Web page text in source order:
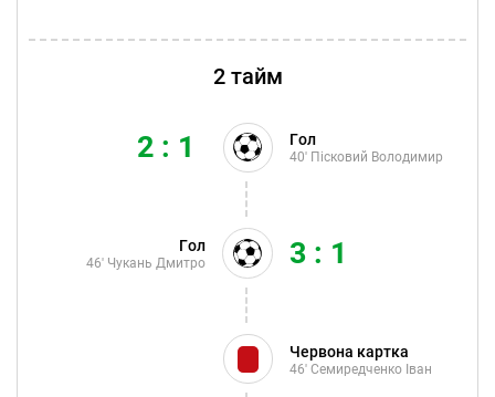
2 тайм
Гол
40' Пісковий Володимир
2 : 1
Гол
46' Чукань Дмитро 3 : 1
Червона картка
46'Семиредченко Іван